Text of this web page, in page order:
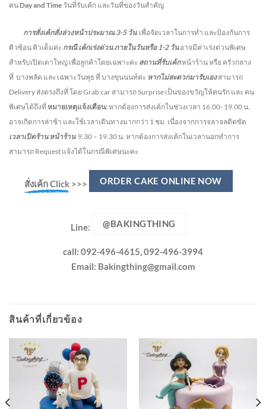
คน Day and Time วันที่รับเค้ก และวันที่ของวันสำคัญ
การสั่งเค้กสั่งล่วงหน้าประมาณ3-5 วัน เพื่อจัดเวลาในการทำ และป้องกันการ
คิวซ้อน คิวเต็มค่ะ กรณี เค้กเร่งด่วนภายในวันหรือ 1-2 วัน อาจมีค่าเร่งด่วนพิเศษ
สำหรับเปิดเตาใหญ่ เพื่อลูกค้าโดยเฉพาะค่ะ สถานที่รับเค้กหน้าร้าน หรือ ครัวกลาง
ที่ บางพลัด และ เฉพาะวันพุธ ที่ บางขุนนนท์ค่ะ หากไม่สะดวกมารับเองสามารถ
Delivery ส่งตรงถึงที่ โดย Grab car สามารถ Surprise เป็นของขวัญให้คนรัก และ คน
พิเศษได้ถึงที่ หมายเหตุแจ้งเตือน:หากต้องการส่งเค้กในช่วงเวลา 16.00- 19.00 น.
อาจเกิดการล่าช้า และใช้เวลาเดินทางมากกว่า 1 ชม. เนื่องจากการจลาจลติดขัด
เวลาเปิดร้าน หน้าร้าน 9.30 – 19.30 น. หากต้องการส่งเค้กในเวลานอกทำการ
สามารถ Request แจ้งได้ในกรณีพิเศษนะคะ
สั่งเค้ก Click>>> ORDER CAKE ONLINE NOW
Line: @BAKINGTHING
call: 092-496-4615, 092-496-3994
Email: Bakingthing@gmail.com
สินค้าที่เกี่ยวข้อง